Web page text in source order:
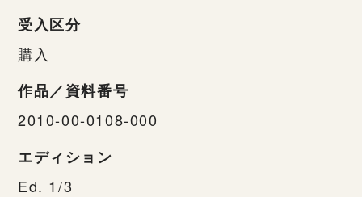
受入区分
購入
作品／資料番号
2010-00-0108-000
エディション
Ed. 1/3